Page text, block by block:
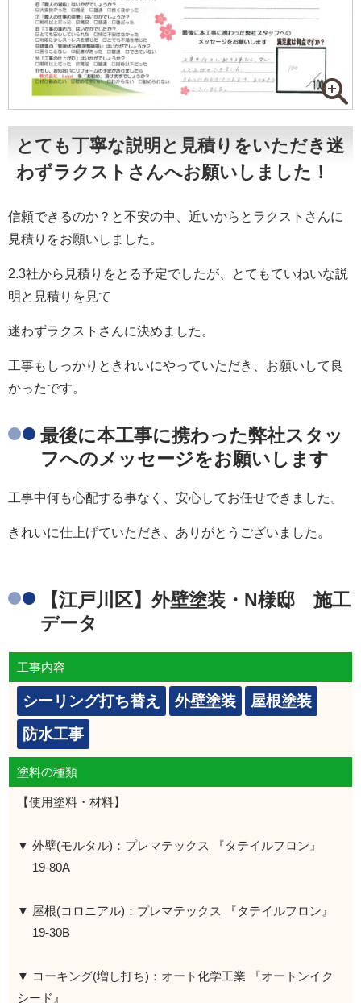
とても丁寧な説明と見積りをいただき迷
わずラクストさんへお願いしました！
信頼できるのか？と不安の中、近いからとラクストさんに
見積りをお願いしました。
2.3社から見積りをとる予定でしたが、とてもていねいな説
明と見積りを見て
迷わずラクストさんに決めました。
工事もしっかりときれいにやっていただき、お願いして良
かったです。
最後に本工事に携わった弊社スタッ
フへのメッセージをお願いします
工事中何も心配する事なく、安心してお任せできました。
きれいに仕上げていただき、ありがとうございました。
【江戸川区】外壁塗装・N様邸 施工
データ
工事内容
シーリング打ち替え 外壁塗装
屋根塗装
防水工事
塗料の種類
【使用塗料・材料】
▼ 外壁(モルタル)：プレマテックス 『タテイルフロン』
19-80A
▼ 屋根(コロニアル)：プレマテックス 『タテイルフロン』
19-30B
▼ コーキング(増し打ち)：オート化学工業 『オートンイク
シード』